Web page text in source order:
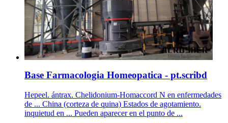
Base Farmacologia Homeopatica - pt.scribd
Hepeel. ántrax. Chelidonium-Homaccord N en enfermedades
de ... China (corteza de quina) Estados de agotamiento.
inquietud en ... Pueden aparecer en el punto de ...